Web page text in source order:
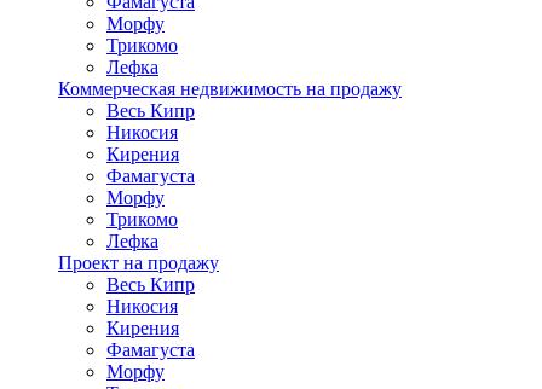
Морфу
Трикомо
Лефка
Коммерческая недвижимость на продажу
Весь Кипр
Никосия
Кирения
Фамагуста
Морфу
Трикомо
Лефка
Проект на продажу
Весь Кипр
Никосия
Кирения
Фамагуста
Морфу